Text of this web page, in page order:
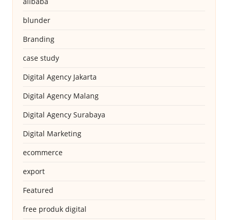
blunder
Branding
case study
Digital Agency Jakarta
Digital Agency Malang
Digital Agency Surabaya
Digital Marketing
ecommerce
export
Featured
free produk digital